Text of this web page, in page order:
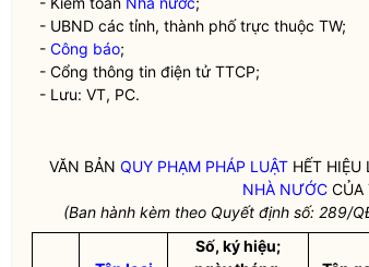
- UBND các tỉnh, thành phố trực thuộc TW;
-Công báo;
- Cổng thông tin điện tử TTCP;
- Lưu: VT, PC.
VĂN BẢN QUY PHẠM PHÁP LUẬTHẾT HIỆU
NHÀ NƯỚCCỦA
(Ban hành kèm theo Quyết định số: 289/
Số, ký hiệu;